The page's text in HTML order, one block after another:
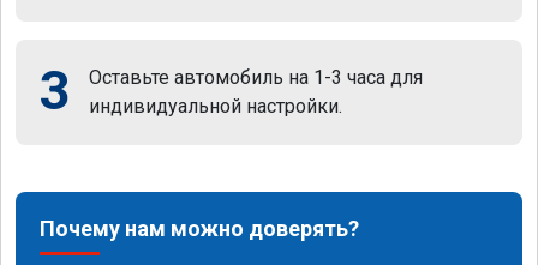
3
Оставьте автомобиль на 1-3 часа для
индивидуальной настройки.
Почему нам можно доверять?